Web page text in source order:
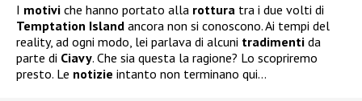
I motivi che hanno portato alla rottura tra i due volti di
Temptation Island ancora non si conoscono. Ai tempi del
reality, ad ogni modo, lei parlava di alcuni tradimenti da
parte di Ciavy. Che sia questa la ragione? Lo scopriremo
presto. Le notizie intanto non terminano qui…